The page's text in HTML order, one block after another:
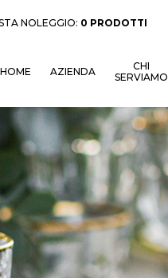
NOLEGGIO: 0 PRODOTTI
HOME AZIENDA
CHI
SERVIAMO